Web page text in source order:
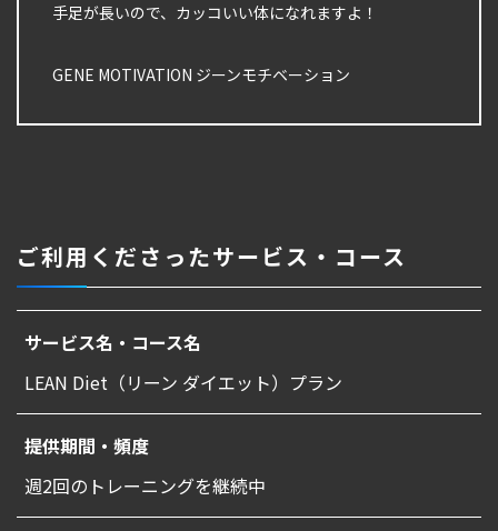
手足が長いので、カッコいい体になれますよ！
GENE MOTIVATION ジーンモチベーション
ご利用くださったサービス・コース
サービス名・コース名
LEAN Diet（リーン ダイエット）プラン
提供期間・頻度
週2回のトレーニングを継続中